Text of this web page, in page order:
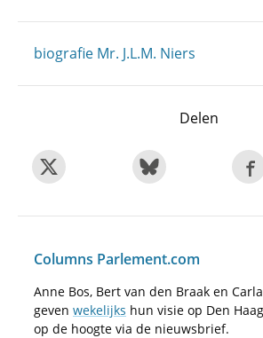
biografie Mr. J.L.M. Niers
Delen
Columns Parlement.com
Anne Bos, Bert van den Braak en
geven wekelijks hun visie op Den
op de hoogte via de nieuwsbrief.